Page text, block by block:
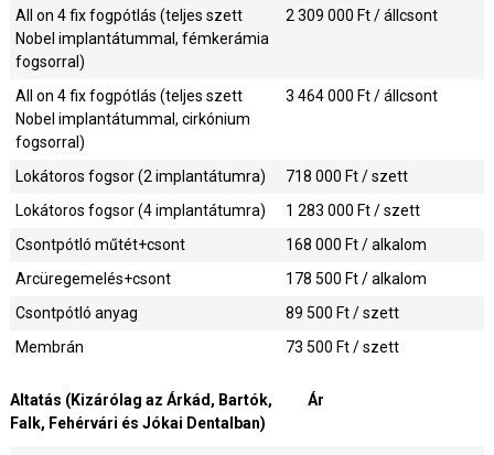
2 309 000 Ft / állcsont
All on 4 fix fogpótlás (teljes szett
Nobel implantátummal, fémkerámia
fogsorral)
3 464 000 Ft / állcsont
All on 4 fix fogpótlás (teljes szett
Nobel implantátummal, cirkónium
fogsorral)
718 000 Ft / szett
Lokátoros fogsor (2 implantátumra)
1 283 000 Ft / szett
Lokátoros fogsor (4 implantátumra)
168 000 Ft / alkalom
Csontpótló műtét+csont
178 500 Ft / alkalom
Arcüregemelés+csont
89 500 Ft / szett
Csontpótló anyag
73 500 Ft / szett
Membrán
Altatás (Kizárólag az Árkád, Bartók,
Falk, Fehérvári és Jókai Dentalban)
Ár